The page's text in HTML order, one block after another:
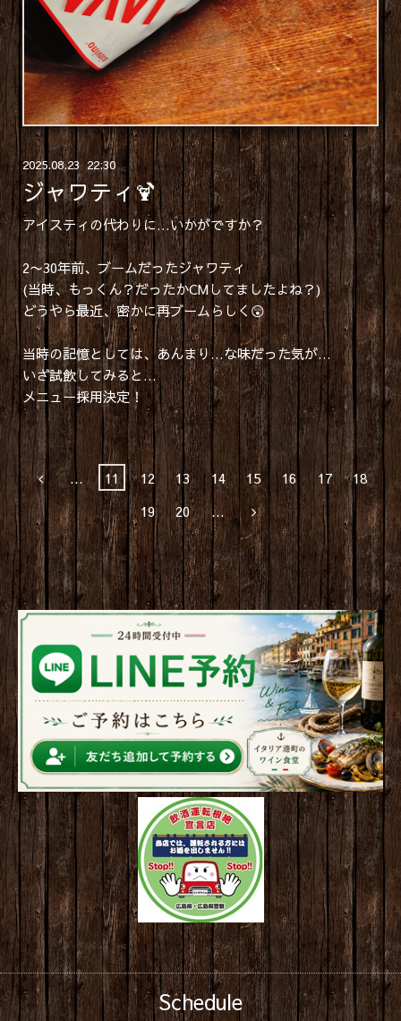
2025.08.23 22:30
ジャワティ🍹
アイスティの代わりに…いかがですか？
2〜30年前、ブームだったジャワティ
(当時、もっくん？だったかCMしてましたよね？)
どうやら最近、密かに再ブームらしく😲
当時の記憶としては、あんまり…な味だった気が…
いざ試飲してみると…
メニュー採用決定！
... 11 12 13 14 15 16 17
18
19
20 ...
Schedule